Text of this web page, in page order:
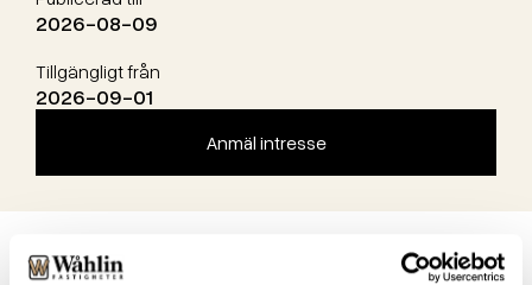
2026-08-09
Tillgängligt från
2026-09-01
Anmäl intresse